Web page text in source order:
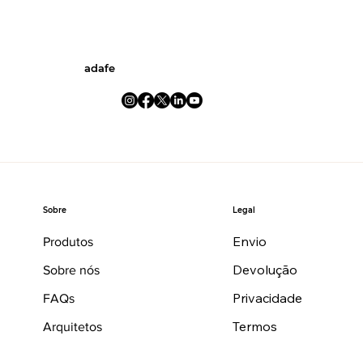
adafe
Sobre
Produtos
Sobre nós
FAQs
Arquitetos
Legal
Envio
Devolução
Privacidade
Termos